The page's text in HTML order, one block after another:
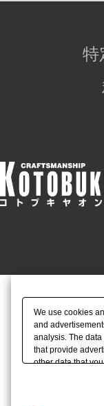
特
We use cookies
and
analysis. The
that provide
other data that
the use of all